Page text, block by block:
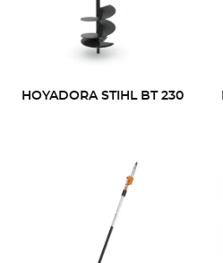
HOYADORA STIHL BT 230